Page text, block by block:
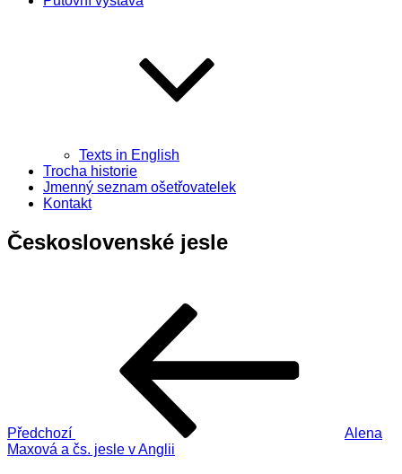
Texts in English
Trocha historie
Jmenný seznam ošetřovatelek
Kontakt
Československé jesle
Předchozí
Alena
Maxová a čs. jesle v Anglii